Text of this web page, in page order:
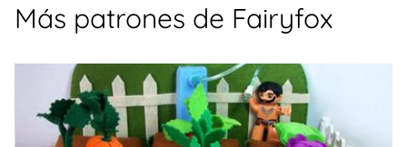
Más patrones de Fairyfox